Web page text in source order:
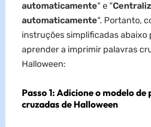
automaticamente" e "
automaticamente". Portanto,
instruções simplificadas abaixo
aprender a imprimir palavras
Halloween:
Passo 1: Adicione o modelo de
cruzadas de Halloween